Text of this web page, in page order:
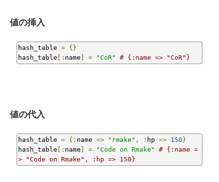
値の挿入
hash_table = {}
hash_table [: name = "CoR" # {:name => "CoR"}
値の代入
hash_table = {: name => "rmake" , : hp => 150 }
hash_table [: name = "Code on Rmake"
# {:name =
> "Code on Rmake", :hp => 150}